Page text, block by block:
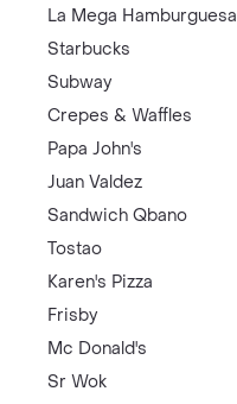
La Mega Hamburguesa
Starbucks
Subway
Crepes & Waffles
Papa John's
Juan Valdez
Sandwich Qbano
Tostao
Karen's Pizza
Frisby
Mc Donald's
Sr Wok